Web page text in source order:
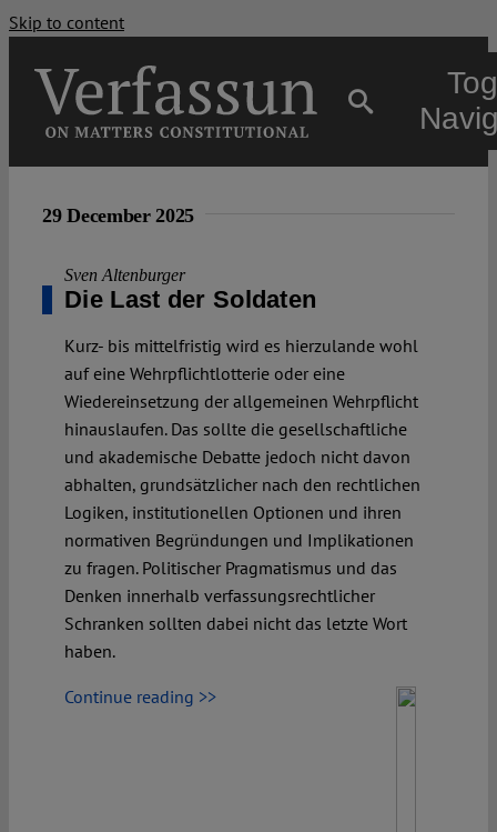
Skip to content
Open Access
Authors
Spotlight
29 December 2025
Sven Altenburger
Die Last der Soldaten
Kurz- bis mittelfristig wird es hierzulande wohl
auf eine Wehrpflichtlotterie oder eine
Wiedereinsetzung der allgemeinen Wehrpflicht
hinauslaufen. Das sollte die gesellschaftliche
und akademische Debatte jedoch nicht davon
abhalten, grundsätzlicher nach den rechtlichen
Logiken, institutionellen Optionen und ihren
normativen Begründungen und Implikationen
zu fragen. Politischer Pragmatismus und das
Denken innerhalb verfassungsrechtlicher
Schranken sollten dabei nicht das letzte Wort
haben.
Continue reading >>